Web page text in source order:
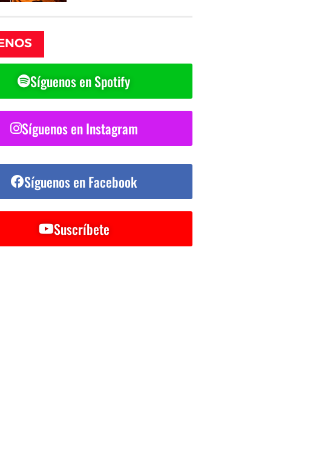
Síguenos en Spotify
Síguenos en Instagram
Síguenos en Facebook
Suscríbete